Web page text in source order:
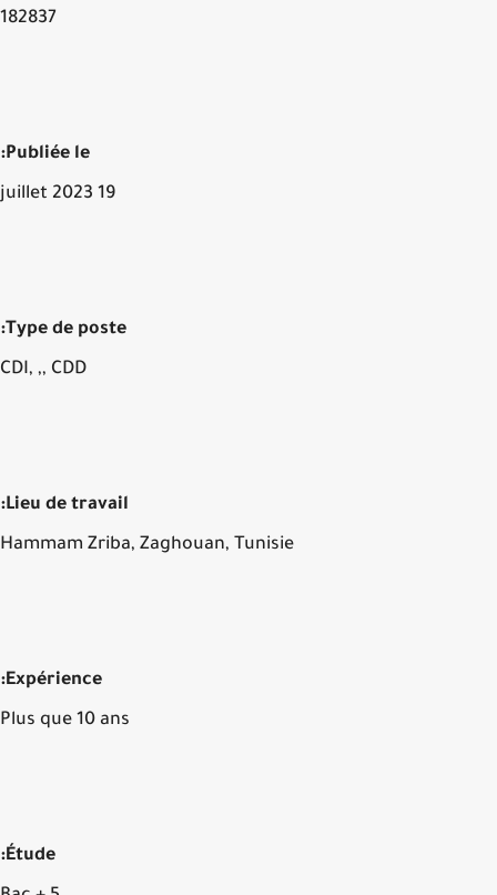
182837
Publiée le:
Type de poste:
CDI, ,, CDD
Lieu de travail:
Hammam Zriba, Zaghouan, Tunisie
Expérience:
Plus que 10 ans
Étude: